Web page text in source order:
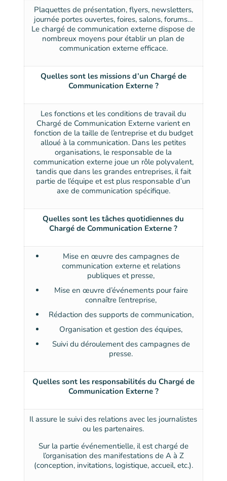
Plaquettes de présentation, flyers, newsletters,
journée portes ouvertes, foires, salons, forums…
Le chargé de communication externe dispose de
nombreux moyens pour établir un plan de
communication externe efficace.
Quelles sont les missions d’un Chargé de
Communication Externe ?
Les fonctions et les conditions de travail du
Chargé de Communication Externe varient en
fonction de la taille de l’entreprise et du budget
alloué à la communication. Dans les petites
organisations, le responsable de la
communication externe joue un rôle polyvalent,
tandis que dans les grandes entreprises, il fait
partie de l’équipe et est plus responsable d’un
axe de communication spécifique.
Quelles sont les tâches quotidiennes du
Chargé de Communication Externe ?
Mise en œuvre des campagnes de
communication externe et relations
publiques et presse,
Mise en œuvre d’événements pour faire
connaître l’entreprise,
Rédaction des supports de communication,
Organisation et gestion des équipes,
Suivi du déroulement des campagnes de
presse.
Quelles sont les responsabilités du Chargé de
Communication Externe ?
Il assure le suivi des relations avec les journalistes
ou les partenaires.
Sur la partie événementielle, il est chargé de
l’organisation des manifestations de A à Z
(conception, invitations, logistique, accueil, etc.).